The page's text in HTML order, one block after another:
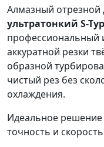
Алмазный отрезной
ультратонкий S-
профессиональный
аккуратной резки
образной
чистый рез без
охлаждения.
Идеальное
точность и